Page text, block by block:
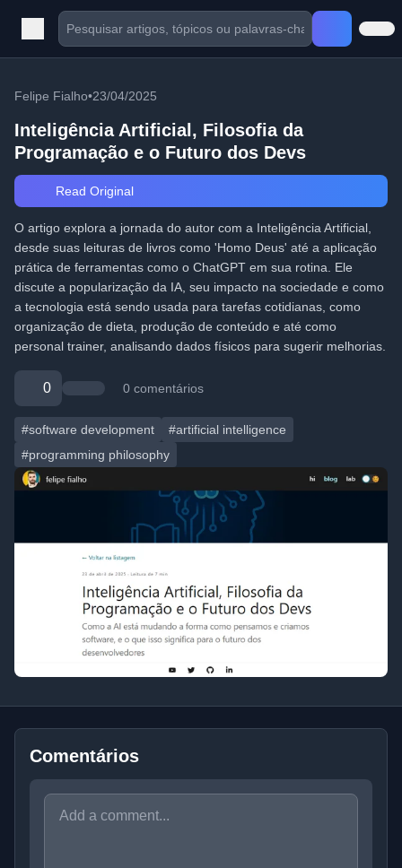
Felipe Fialho•23/04/2025
Inteligência Artificial, Filosofia da
Programação e o Futuro dos Devs
Read Original
O artigo explora a jornada do autor com a Inteligência Artificial,
desde suas leituras de livros como 'Homo Deus' até a aplicação
prática de ferramentas como o ChatGPT em sua rotina. Ele
discute a popularização da IA, seu impacto na sociedade e como
a tecnologia está sendo usada para tarefas cotidianas, como
organização de dieta, produção de conteúdo e até como
personal trainer, analisando dados físicos para sugerir melhorias.
0 0 comentários
#software development
#artificial intelligence
#programming philosophy
Comentários